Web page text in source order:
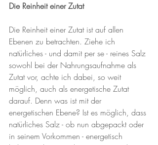
Die Reinheit einer Zutat
Die Reinheit einer Zutat ist auf allen
Ebenen zu betrachten. Ziehe ich
natürliches - und damit per se - reines Salz
sowohl bei der Nahrungsaufnahme als
Zutat vor, achte ich dabei, so weit
möglich, auch als energetische Zutat
darauf. Denn was ist mit der
energetischen Ebene? Ist es möglich, dass
natürliches Salz - ob nun abgepackt oder
in seinem Vorkommen - energetisch